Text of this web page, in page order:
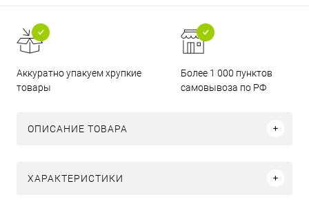
Аккуратно упакуем хрупкие
товары
Более 1 000 пунктов
самовывоза по РФ
ОПИСАНИЕ ТОВАРА
ХАРАКТЕРИСТИКИ